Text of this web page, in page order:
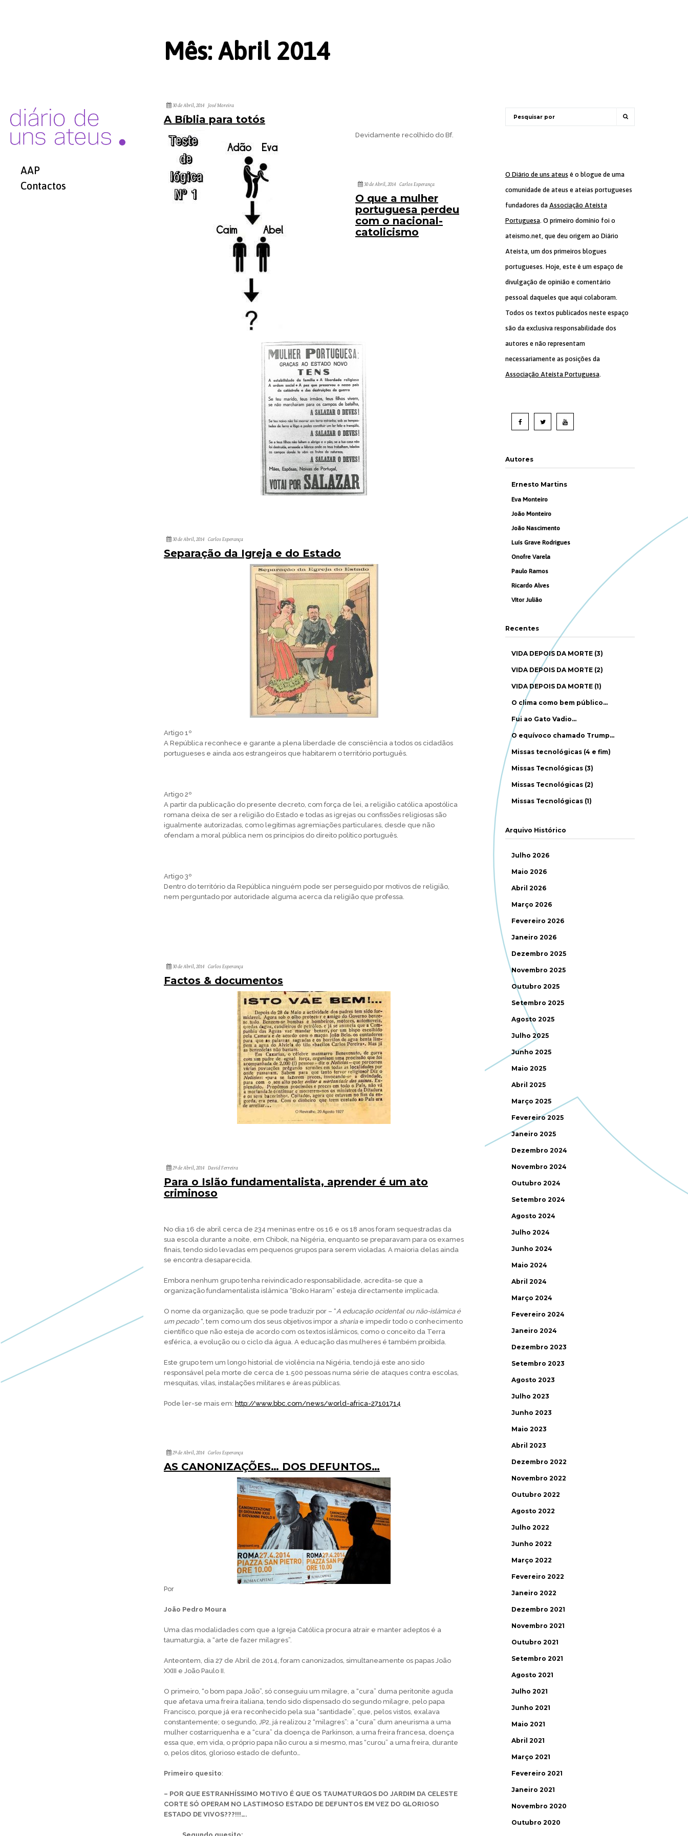
AAP
Contactos
Mês: Abril 2014
30 de Abril, 2014 José Moreira
A Bíblia para totós
Devidamente recolhido do Bf.
30 de Abril, 2014 Carlos Esperança
O que a mulher
portuguesa perdeu
com o nacional-
catolicismo
30 de Abril, 2014 Carlos Esperança
Separação da Igreja e do Estado
Artigo 1º
A República reconhece e garante a plena liberdade de consciência a todos os cidadãos
portugueses e ainda aos estrangeiros que habitarem o território português.
Artigo 2º
A partir da publicação do presente decreto, com força de lei, a religião católica apostólica
romana deixa de ser a religião do Estado e todas as igrejas ou confissões religiosas são
igualmente autorizadas, como legítimas agremiações particulares, desde que não
ofendam a moral pública nem os princípios do direito político português.
Artigo 3º
Dentro do território da República ninguém pode ser perseguido por motivos de religião,
nem perguntado por autoridade alguma acerca da religião que professa.
30 de Abril, 2014 Carlos Esperança
Factos & documentos
29 de Abril, 2014 David Ferreira
Para o Islão fundamentalista, aprender é um ato
criminoso
No dia 16 de abril cerca de 234 meninas entre os 16 e os 18 anos foram sequestradas da
sua escola durante a noite, em Chibok, na Nigéria, enquanto se preparavam para os exames
finais, tendo sido levadas em pequenos grupos para serem violadas. A maioria delas ainda
se encontra desaparecida.
Embora nenhum grupo tenha reivindicado responsabilidade, acredita-se que a
organização fundamentalista islâmica “Boko Haram” esteja directamente implicada.
O nome da organização, que se pode traduzir por – “A educação ocidental ou não-islâmica é
um pecado“, tem como um dos seus objetivos impor a shariae impedir todo o conhecimento
científico que não esteja de acordo com os textos islâmicos, como o conceito da Terra
esférica, a evolução ou o ciclo da água. A educação das mulheres é também proibida.
Este grupo tem um longo historial de violência na Nigéria, tendo já este ano sido
responsável pela morte de cerca de 1.500 pessoas numa série de ataques contra escolas,
mesquitas, vilas, instalações militares e áreas públicas.
Pode ler-se mais em: http://www.bbc.com/news/world-africa-27101714
29 de Abril, 2014 Carlos Esperança
AS CANONIZAÇÕES… DOS DEFUNTOS…
Por
João Pedro Moura
Uma das modalidades com que a Igreja Católica procura atrair e manter adeptos é a
taumaturgia, a “arte de fazer milagres”.
Anteontem, dia 27 de Abril de 2014, foram canonizados, simultaneamente os papas João
XXIII e João Paulo II.
O primeiro, “o bom papa João”, só conseguiu um milagre, a “cura” duma peritonite aguda
que afetava uma freira italiana, tendo sido dispensado do segundo milagre, pelo papa
Francisco, porque já era reconhecido pela sua “santidade”, que, pelos vistos, exalava
constantemente; o segundo, JP2, já realizou 2 “milagres”: a “cura” dum aneurisma a uma
mulher costarriquenha e a “cura” da doença de Parkinson, a uma freira francesa, doença
essa que, em vida, o próprio papa não curou a si mesmo, mas “curou” a uma freira, durante
o, pelos ditos, glorioso estado de defunto…
Primeiro quesito:
– POR QUE ESTRANHÍSSIMO MOTIVO É QUE OS TAUMATURGOS DO JARDIM DA CELESTE
CORTE SÓ OPERAM NO LASTIMOSO ESTADO DE DEFUNTOS EM VEZ DO GLORIOSO
ESTADO DE VIVOS???!!!….
O Diário de uns ateus é o blogue de uma
comunidade de ateus e ateias portugueses
fundadores da Associação Ateísta
Portuguesa. O primeiro domínio foi o
ateismo.net, que deu origem ao Diário
Ateísta, um dos primeiros blogues
portugueses. Hoje, este é um espaço de
divulgação de opinião e comentário
pessoal daqueles que aqui colaboram.
Todos os textos publicados neste espaço
são da exclusiva responsabilidade dos
autores e não representam
necessariamente as posições da
Associação Ateísta Portuguesa.
Autores
Ernesto Martins
Eva Monteiro
João Monteiro
João Nascimento
Luís Grave Rodrigues
Onofre Varela
Paulo Ramos
Ricardo Alves
Vítor Julião
Recentes
VIDA DEPOIS DA MORTE (3)
VIDA DEPOIS DA MORTE (2)
VIDA DEPOIS DA MORTE (1)
O clima como bem público…
Fui ao Gato Vadio…
O equívoco chamado Trump…
Missas tecnológicas (4 e fim)
Missas Tecnológicas (3)
Missas Tecnológicas (2)
Missas Tecnológicas (1)
Arquivo Histórico
Julho 2026
Maio 2026
Abril 2026
Março 2026
Fevereiro 2026
Janeiro 2026
Dezembro 2025
Novembro 2025
Outubro 2025
Setembro 2025
Agosto 2025
Julho 2025
Junho 2025
Maio 2025
Abril 2025
Março 2025
Fevereiro 2025
Janeiro 2025
Dezembro 2024
Novembro 2024
Outubro 2024
Setembro 2024
Agosto 2024
Julho 2024
Junho 2024
Maio 2024
Abril 2024
Março 2024
Fevereiro 2024
Janeiro 2024
Dezembro 2023
Setembro 2023
Agosto 2023
Julho 2023
Junho 2023
Maio 2023
Abril 2023
Dezembro 2022
Novembro 2022
Outubro 2022
Agosto 2022
Julho 2022
Junho 2022
Março 2022
Fevereiro 2022
Janeiro 2022
Dezembro 2021
Novembro 2021
Outubro 2021
Setembro 2021
Agosto 2021
Julho 2021
Junho 2021
Maio 2021
Abril 2021
Março 2021
Fevereiro 2021
Janeiro 2021
Novembro 2020
Outubro 2020